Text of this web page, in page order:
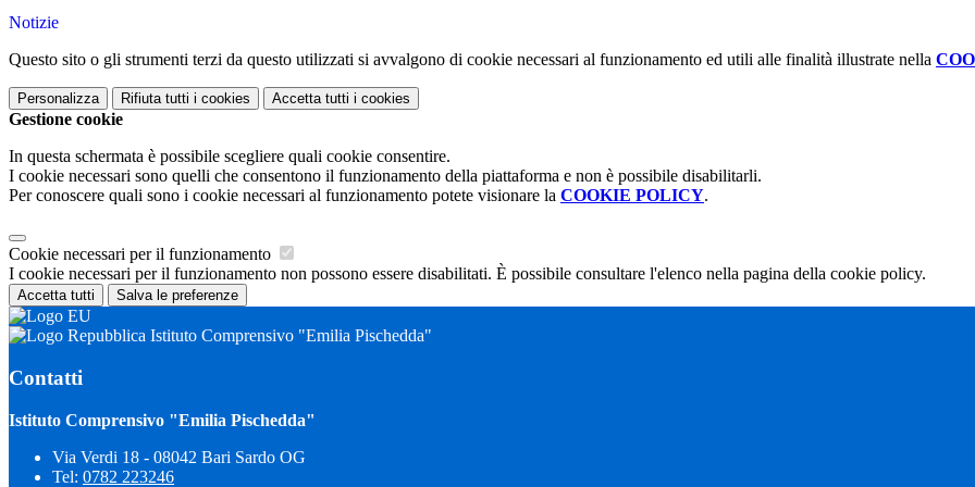
Notizie
Questo sito o gli strumenti terzi da questo utilizzati si avvalgono di cookie necessari al funzionamento ed utili alle finalità illustrate nella
Personalizza Rifiuta tutti i cookies Accetta tutti i cookies
Gestione cookie
In questa schermata è possibile scegliere quali cookie consentire.
I cookie necessari sono quelli che consentono il funzionamento della piattaforma e non è possibile disabilitarli.
Per conoscere quali sono i cookie necessari al funzionamento potete visionare la COOKIE POLICY.
Cookie necessari per il funzionamento
I cookie necessari per il funzionamento non possono essere disabilitati. È possibile consultare l'elenco nella pagina della cookie policy.
Accetta tutti Salva le preferenze
Istituto Comprensivo "Emilia Pischedda"
Contatti
Istituto Comprensivo "Emilia Pischedda"
Via Verdi 18 - 08042 Bari Sardo OG
Tel: 0782 223246